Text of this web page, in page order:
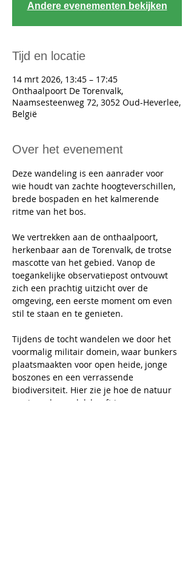
Andere evenementen bekijken
Tijd en locatie
14 mrt 2026, 13:45 – 17:45
Onthaalpoort De Torenvalk,
Naamsesteenweg 72, 3052 Oud-Heverlee,
België
Over het evenement
Deze wandeling is een aanrader voor
wie houdt van zachte hoogteverschillen,
brede bospaden en het kalmerende
ritme van het bos.
We vertrekken aan de onthaalpoort,
herkenbaar aan de Torenvalk, de trotse
mascotte van het gebied. Vanop de
toegankelijke observatiepost ontvouwt
zich een prachtig uitzicht over de
omgeving, een eerste moment om even
stil te staan en te genieten.
Tijdens de tocht wandelen we door het
voormalig militair domein, waar bunkers
plaatsmaakten voor open heide, jonge
boszones en een verrassende
biodiversiteit. Hier zie je hoe de natuur
opnieuw haar plek heeft ingenomen.